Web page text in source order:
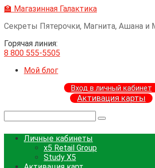
Перейти
контенту
🏫 Магазинная Галактика
Секреты Пятерочки, Магнита, Ашана и
Горячая линия:
8 800 555-5505
Мой блог
Вход в личный кабинет
Активация карты
Личные кабинеты
x5 Retail Group
Study X5